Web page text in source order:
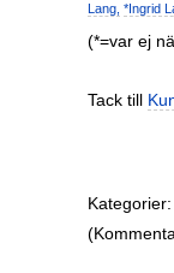
Lang, *Ingrid
(*=var ej
Tack till
Kategorier: